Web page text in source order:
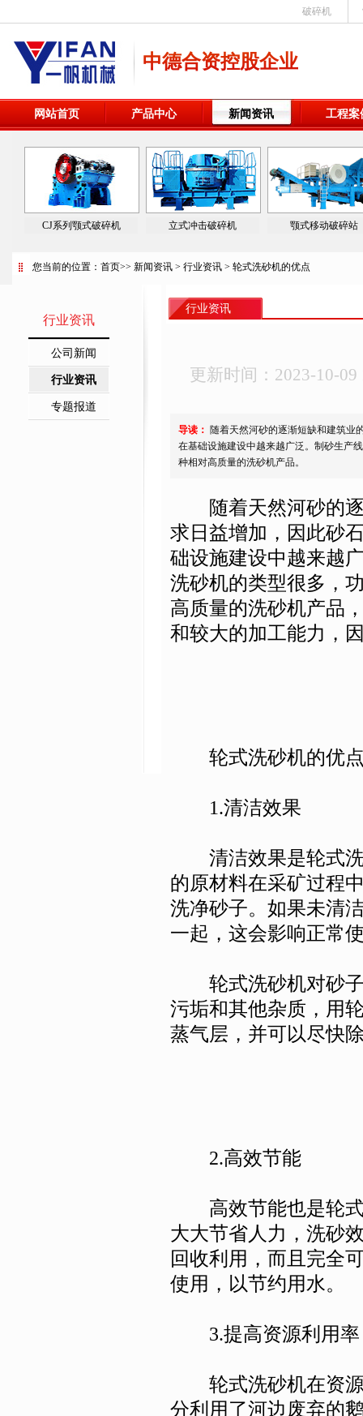
破碎机
中德合资控股企业
网站首页 产品中心 新闻资讯 工程案
CJ系列颚式破碎机 立式冲击破碎机 颚式移动破碎站
您当前的位置： 首页>> 新闻资讯 > 行业资讯 > 轮式洗砂机的优点
行业资讯
公司新闻
行业资讯
专题报道
行业资讯
更新时间：2023-10-09
导读： 随着天然河砂的逐渐短缺和建筑业
在基础设施建设中越来越广泛。制砂生产
种相对高质量的洗砂机产品。
随着天然河砂的逐
求日益增加，因此砂
础设施建设中越来越
洗砂机的类型很多，
高质量的洗砂机产品
和较大的加工能力，
轮式洗砂机的优
1.清洁效果
清洁效果是轮式洗
的原材料在采矿过程
洗净砂子。如果未清
一起，这会影响正常
轮式洗砂机对砂子
污垢和其他杂质，用
蒸气层，并可以尽快
2.高效节能
高效节能也是轮式
大大节省人力，洗砂
回收利用，而且完全
使用，以节约用水。
3.提高资源利用率
轮式洗砂机在资源
分利用了河边废弃的